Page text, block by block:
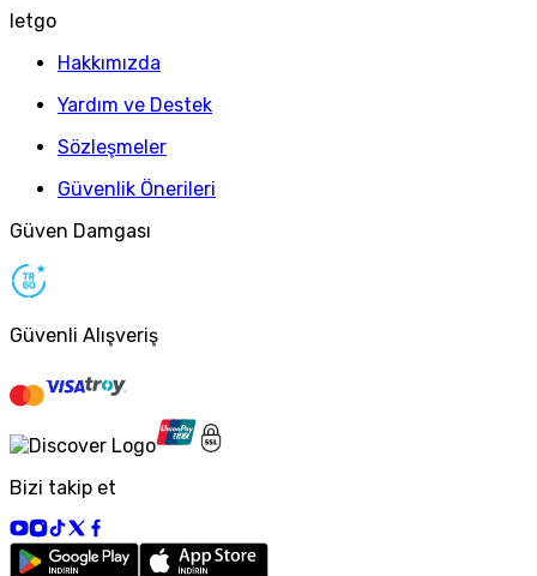
letgo
Hakkımızda
Yardım ve Destek
Sözleşmeler
Güvenlik Önerileri
Güven Damgası
Güvenli Alışveriş
Bizi takip et